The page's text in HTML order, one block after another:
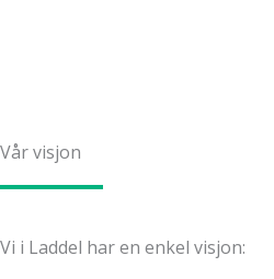
Vår visjon
Vi i Laddel har en enkel visjon: